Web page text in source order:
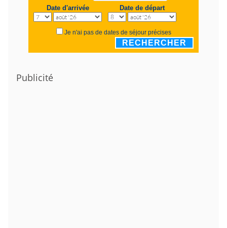
Date d'arrivée Date de départ
Je n'ai pas de dates de séjour précises
RECHERCHER
Publicité